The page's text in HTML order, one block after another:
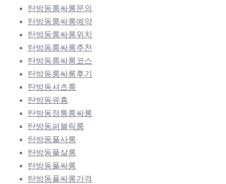
탄방동룸싸롱문의
탄방동룸싸롱예약
탄방동룸싸롱위치
탄방동룸싸롱추천
탄방동룸싸롱코스
탄방동룸싸롱후기
탄방동셔츠룸
탄방동유흥
탄방동정통룸싸롱
탄방동퍼블릭룸
탄방동풀사롱
탄방동풀살롱
탄방동풀싸롱
탄방동풀싸롱가격